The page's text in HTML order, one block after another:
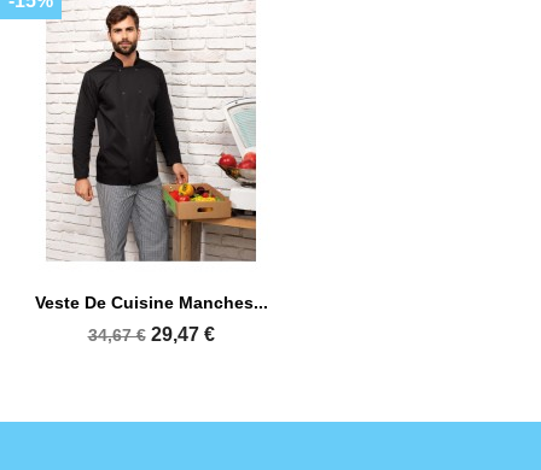
Veste De Cuisine Manches...
34,67 € 29,47 €